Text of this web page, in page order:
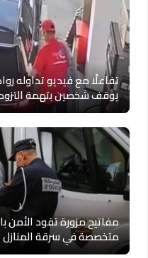
تفاعلًا مع فيديو تداوله
يوقف شخصين بتهمة
مفاتيح مزورة تقود الأمن
متخصصة في سرقة المنازل